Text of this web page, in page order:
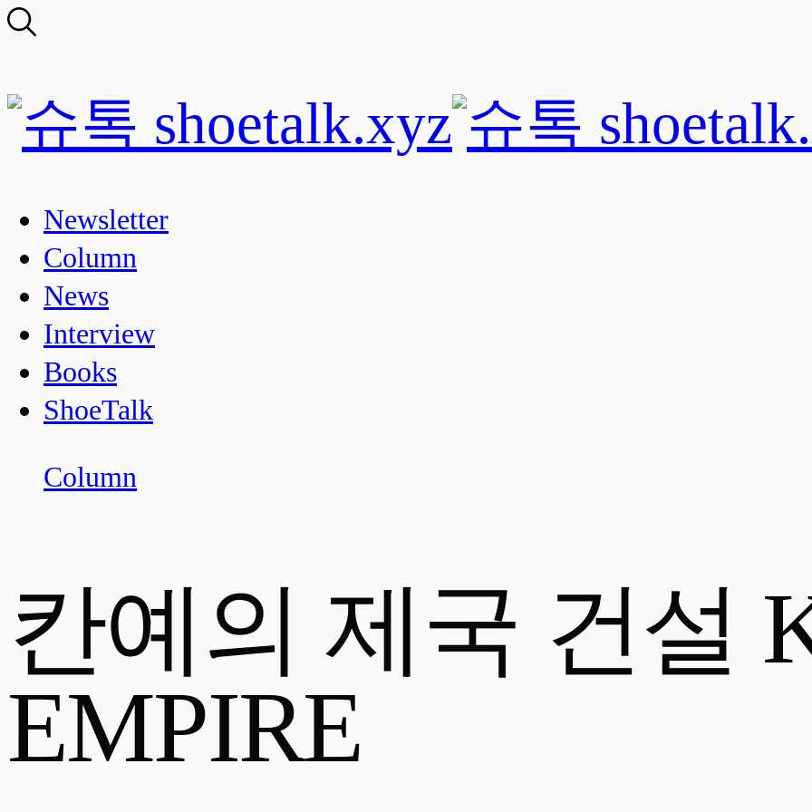
Newsletter
Column
News
Interview
Books
ShoeTalk
Column
칸예의 제국 건설
EMPIRE